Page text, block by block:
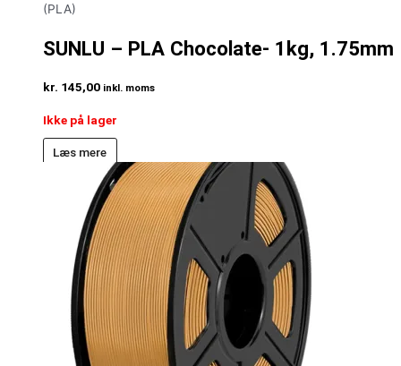
(PLA)
SUNLU – PLA Chocolate- 1kg, 1.75mm
kr. 145,00 inkl. moms
Ikke på lager
Læs mere